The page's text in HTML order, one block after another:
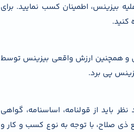
بیزینس، اطمینان کسب نمایید. برای
کنید.
و همچنین ارزش واقعی بیزینس توسط
پی برد.
باید از قولنامه، اساسنامه، گواهی
ذی صلاح، با توجه به نوع کسب و کار و